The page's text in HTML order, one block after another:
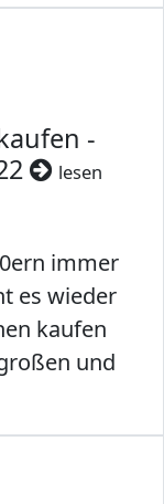
-
lesen
immer
es wieder
kaufen
und